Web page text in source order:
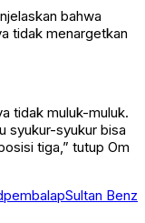
bahwa
tidak menargetkan
tidak muluk-muluk.
syukur-syukur bisa
tiga,” tutup Om
pembalapSultan Benz